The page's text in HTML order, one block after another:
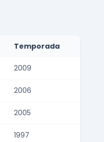
Temporada
2009
2006
2005
1997